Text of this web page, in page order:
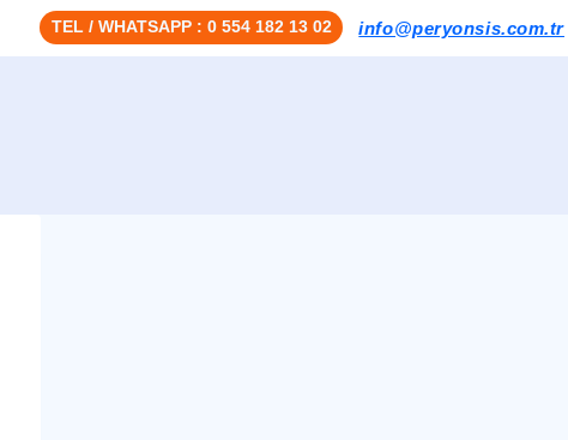
TEL / WHATSAPP : 0 554 182 13 02 info@peryonsis.com.tr